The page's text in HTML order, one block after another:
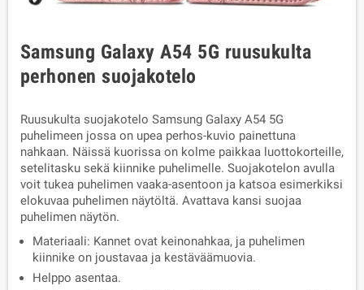
Samsung Galaxy A54 5G ruusukulta
perhonen suojakotelo
Ruusukulta suojakotelo Samsung Galaxy A54 5G
puhelimeen jossa on upea perhos-kuvio painettuna
nahkaan. Näissä kuorissa on kolme paikkaa luottokorteille,
setelitasku sekä kiinnike puhelimelle. Suojakotelon avulla
voit tukea puhelimen vaaka-asentoon ja katsoa esimerkiksi
elokuvaa puhelimen näytöltä. Avattava kansi suojaa
puhelimen näytön.
Materiaali: Kannet ovat keinonahkaa, ja puhelimen
kiinnike on joustavaa ja kestäväämuovia.
Helppo asentaa.